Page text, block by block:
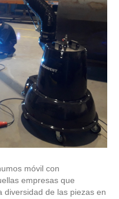
móvil con
empresas que
diversidad de las piezas en